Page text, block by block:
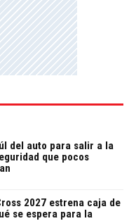
del auto para salir a la
que pocos
2027 estrena caja de
se espera para la